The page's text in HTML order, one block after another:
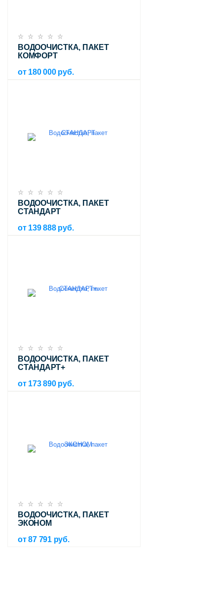
ВОДООЧИСТКА, ПАКЕТ
КОМФОРТ
от 180 000 руб.
ВОДООЧИСТКА, ПАКЕТ
СТАНДАРТ
от 139 888 руб.
ВОДООЧИСТКА, ПАКЕТ
СТАНДАРТ+
от 173 890 руб.
ВОДООЧИСТКА, ПАКЕТ
ЭКОНОМ
от 87 791 руб.